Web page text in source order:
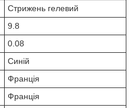
Стрижень гелевий
9.8
0.08
Синій
Франція
Франція